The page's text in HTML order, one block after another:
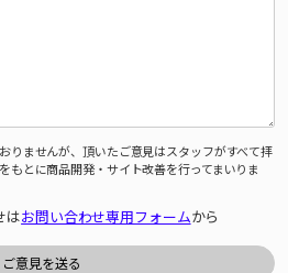
りませんが、頂いたご意見はスタッフがすべて拝
もとに商品開発・サイト改善を行ってまいりま
はお問い合わせ専用フォームから